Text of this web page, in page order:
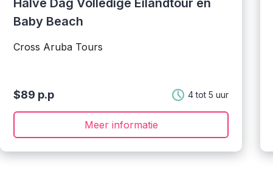
Halve Dag Volledige Eilandtour en
Baby Beach
Cross Aruba Tours
$89 p.p 4 tot 5 uur
Meer informatie